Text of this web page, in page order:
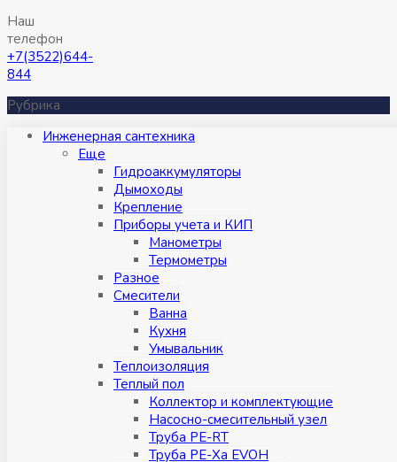
Наш
телефон
+7(3522)644-
844
Рубрика
Инженерная сантехника
Eще
Гидроаккумуляторы
Дымоходы
Крепление
Приборы учета и КИП
Манометры
Термометры
Разное
Смесители
Ванна
Кухня
Умывальник
Теплоизоляция
Теплый пол
Коллектор и комплектующие
Насосно-смесительный узел
Труба PE-RT
Труба PE-Xa EVOH